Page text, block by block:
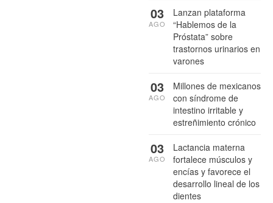
Lanzan plataforma
“Hablemos de la
Próstata” sobre
trastornos urinarios en
varones
03
AGO
Millones de mexicanos
con síndrome de
intestino irritable y
estreñimiento crónico
03
AGO
Lactancia materna
fortalece músculos y
encías y favorece el
desarrollo lineal de los
dientes
03
AGO